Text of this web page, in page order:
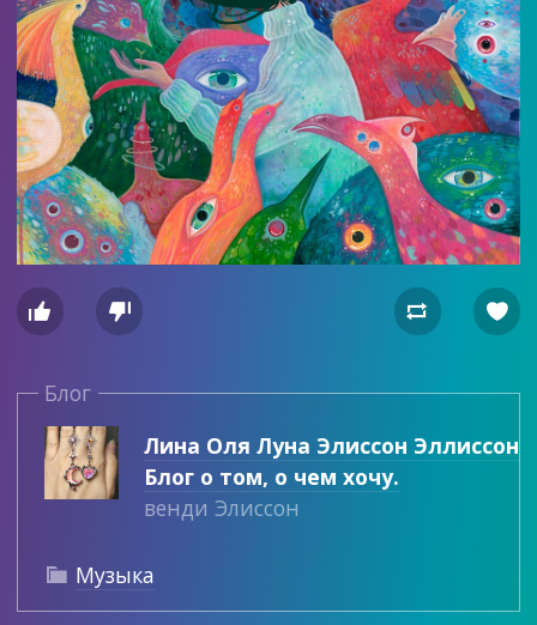
   
Блог
Лина Оля Луна Элиссон Эллиссон
Блог о том, о чем хочу.
венди Элиссон
 Музыка